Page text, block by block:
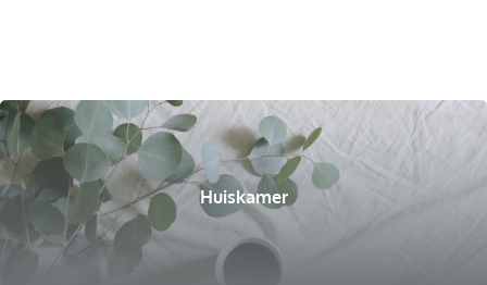
Huiskamer